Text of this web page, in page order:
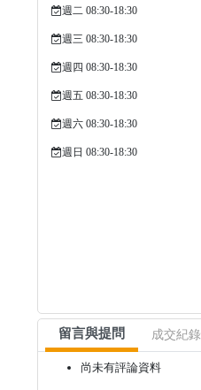
週二 08:30-18:30
週三 08:30-18:30
週四 08:30-18:30
週五 08:30-18:30
週六 08:30-18:30
週日 08:30-18:30
留言與提問 成交紀錄
尚未有評論資料